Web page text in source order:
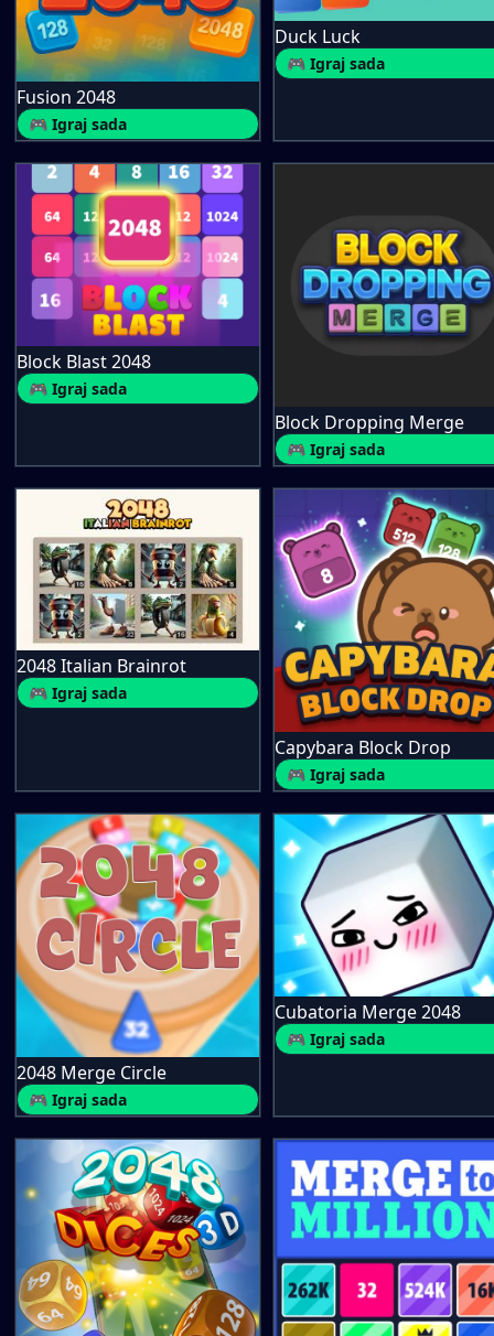
Fusion 2048
🎮 Igraj sada
Duck Luck
🎮 Igraj sada
Block Blast 2048
🎮 Igraj sada
Block Dropping Merge
🎮 Igraj sada
2048 Italian Brainrot
🎮 Igraj sada
Capybara Block Drop
🎮 Igraj sada
2048 Merge Circle
🎮 Igraj sada
Cubatoria Merge 2048
🎮 Igraj sada